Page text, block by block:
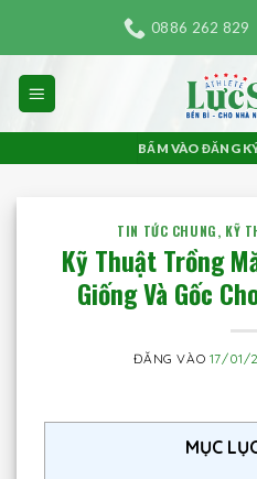
nội
dung
0886 262 829
BẤM VÀO ĐĂNG
TIN TỨC CHUNG, KỸ
Kỹ Thuật Trồng
Giống Và Gốc
ĐĂNG VÀO 17/01/
MỤC